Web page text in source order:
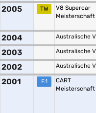
2005 TW
V8 Supercar
Meisterschaft
2004 Australische
2003 Australische
2002 Australische
2001 F.1
CART
Meisterschaft